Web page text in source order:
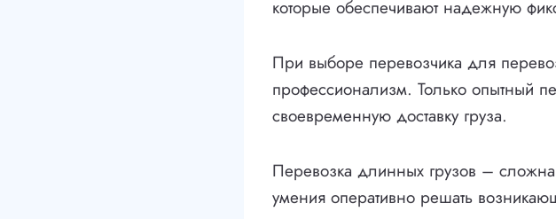
которые обеспечивают надежную
При выборе перевозчика для
профессионализм. Только опытный
своевременную доставку груза.
Перевозка длинных грузов –
умения оперативно решать